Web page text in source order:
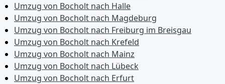
Umzug von Bocholt nach Halle
Umzug von Bocholt nach Magdeburg
Umzug von Bocholt nach Freiburg im Breisgau
Umzug von Bocholt nach Krefeld
Umzug von Bocholt nach Mainz
Umzug von Bocholt nach Lübeck
Umzug von Bocholt nach Erfurt